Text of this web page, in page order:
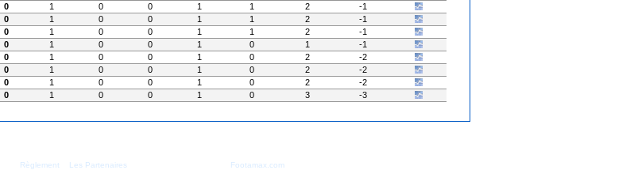
0 1 0 0 1 1 2
-1
0 1 0 0 1 1 2
-1
0 1 0 0 1 1 2
-1
0 1 0 0 1 0 1
-1
0 1 0 0 1 0 2
-2
0 1 0 0 1 0 2
-2
0 1 0 0 1 0 2
-2
0 1 0 0 1 0 3 -3
Règlement Les Partenaires Footamax.com